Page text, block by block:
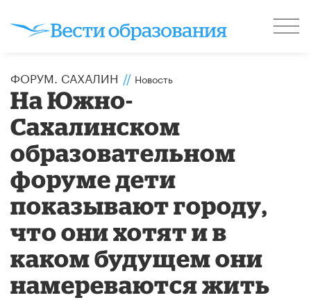
ФОРУМ. САХАЛИН // Новость
На Южно-
Сахалинском
образовательном
форуме дети
показывают городу,
что они хотят и в
каком будущем они
намереваются жить